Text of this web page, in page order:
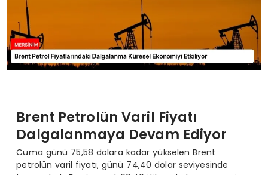
Brent Petrolün Varil Fiyatı
Dalgalanmaya Devam Ediyor
Cuma günü 75,58 dolara kadar yükselen Brent
petrolün varil fiyatı, günü 74,40 dolar seviyesinde